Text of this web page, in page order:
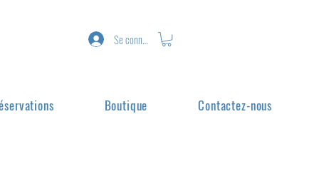
Se connecter
Boutique Contactez-nous